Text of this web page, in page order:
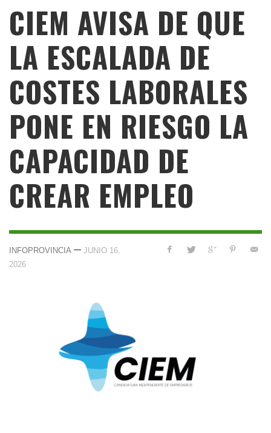
CIEM AVISA DE QUE
LA ESCALADA DE
COSTES LABORALES
PONE EN RIESGO LA
CAPACIDAD DE
CREAR EMPLEO
INFOPROVINCIA — JUNIO 16,
2026